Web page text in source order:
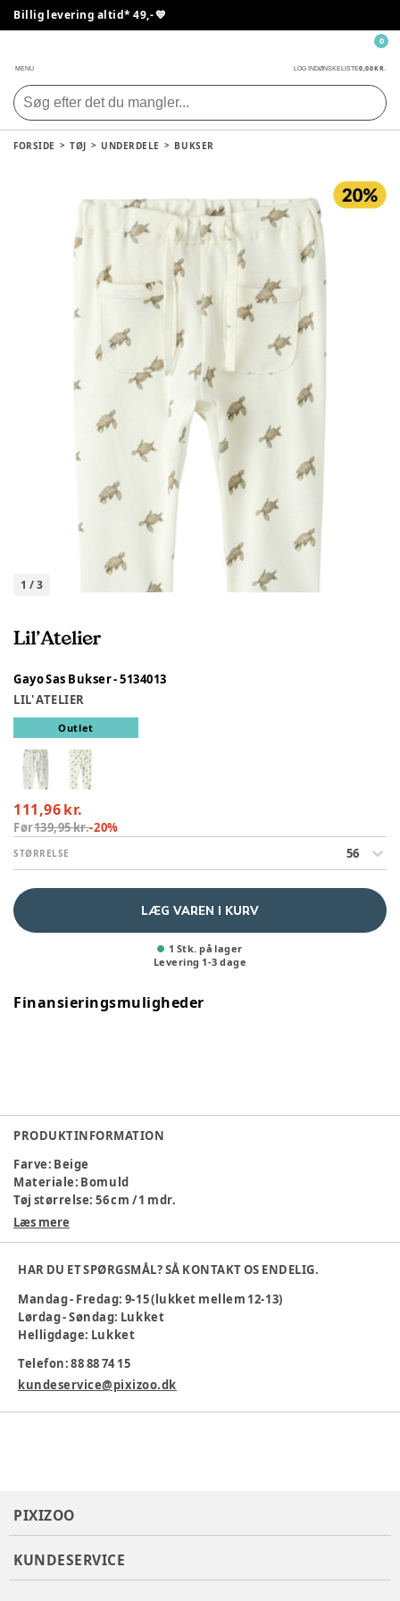
Billig levering altid* 49,- 💙
MENU LOG INDØNSKELISTE0,00 KR.
0
FORSIDE TØJ UNDERDELE BUKSER
1 /3
Gayo Sas Bukser - 5134013
LIL' ATELIER
Outlet
111,96 kr.
Før139,95 kr.-20%
STØRRELSE 56
LÆG VAREN I KURV
1 Stk. på lager
Levering 1-3 dage
Finansieringsmuligheder
PRODUKTINFORMATION
Farve: Beige
Materiale: Bomuld
Tøj størrelse:56 cm / 1 mdr.
Varenummer:
Læs mere
HAR DU ET SPØRGSMÅL? SÅ KONTAKT OS ENDELIG.
Mandag - Fredag: 9-15 (lukket mellem 12-13)
Lørdag - Søndag: Lukket
Helligdage: Lukket
Telefon: 88 88 74 15
kundeservice@pixizoo.dk
PIXIZOO
KUNDESERVICE